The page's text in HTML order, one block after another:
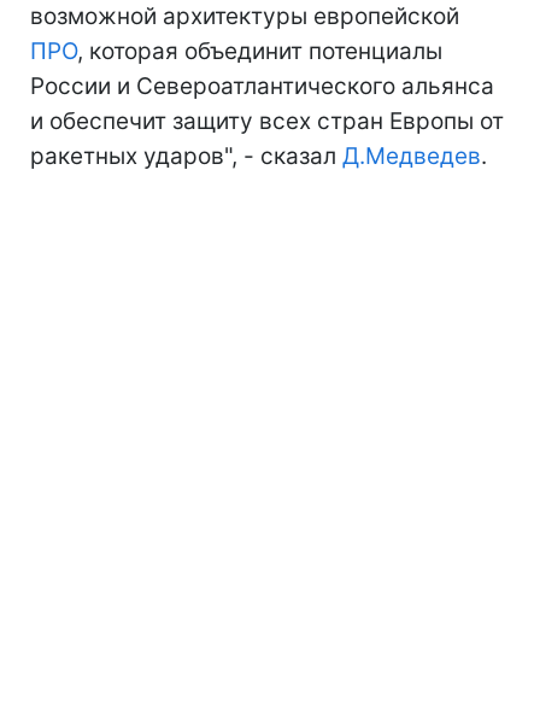
возможной архитектуры европейской
ПРО, которая объединит потенциалы
России и Североатлантического альянса
и обеспечит защиту всех стран Европы от
ракетных ударов", - сказал Д.Медведев.